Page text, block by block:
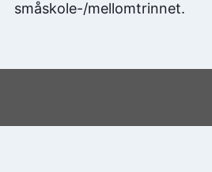
småskole-/mellomtrinnet.